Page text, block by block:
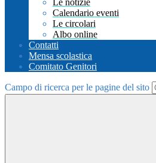
Le notizie
Calendario eventi
Le circolari
Albo online
Contatti
Mensa scolastica
Comitato Genitori
Campo di ricerca per le pagine del sito